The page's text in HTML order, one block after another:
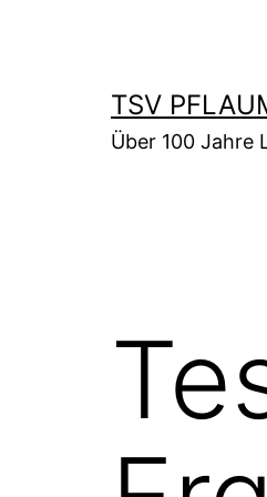
TSV
Über 100 Jahre